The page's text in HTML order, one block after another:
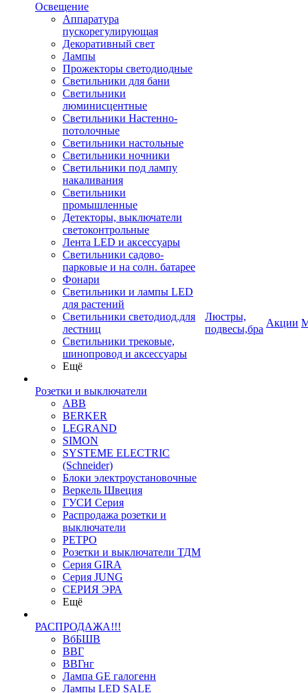
Освещение
Аппаратура
пускорегулирующая
Декоративный свет
Лампы
Прожекторы светодиодные
Светильники для бани
Светильники
люминисцентные
Светильники Настенно-
потолочные
Светильники настольные
Светильники ночники
Светильники под лампу
накаливания
Светильники
промышленные
Детекторы, выключатели
светоконтрольные
Лента LED и аксессуары
Светильники садово-
парковые и на солн. батарее
Фонари
Светильники и лампы LED
для растений
Светильники светодиод.для
лестниц
Светильники трековые,
шинопровод и аксессуары
Ещё
Розетки и выключатели
ABB
BERKER
LEGRAND
SIMON
SYSTEME ELECTRIC
(Schneider)
Блоки электроустановочные
Веркель Швеция
ГУСИ Серия
Распродажа розетки и
выключатели
РЕТРО
Розетки и выключатели ТДМ
Серия GIRA
Серия JUNG
СЕРИЯ ЭРА
Ещё
РАСПРОДАЖА!!!
ВбБШВ
ВВГ
ВВГнг
Лампа GE галогенн
Лампы LED SALE
Люстры,
подвесы,бра
Акции